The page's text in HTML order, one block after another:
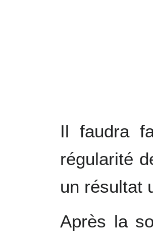
Il faudra
régularité
un résultat
Après la